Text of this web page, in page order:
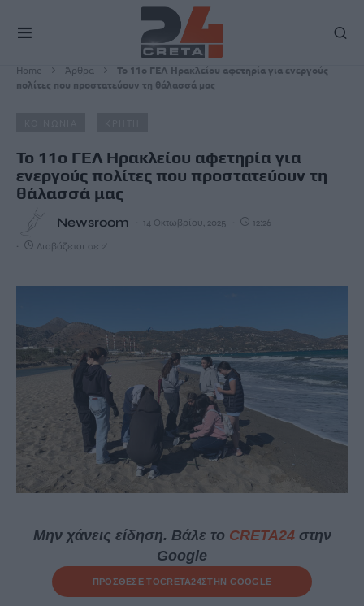
Home Άρθρα
Το 11ο ΓΕΛ Ηρακλείου αφετηρία για ενεργούς
πολίτες που προστατεύουν τη θάλασσά μας
Το 11ο ΓΕΛ Ηρακλείου αφετηρία για
ενεργούς πολίτες που προστατεύουν τη
θάλασσά μας
Newsroom 14 Οκτωβρίου, 2025 12:26
Διαβάζεται σε 2'
Μην χάνεις είδηση. Βάλε το CRETA24στην
Google
ΠΡΟΣΘΕΣΕ ΤΟCRETA24ΣΤΗΝ GOOGLE